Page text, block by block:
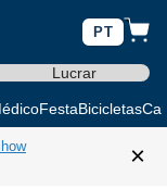
PT
Lucrar
FestaBicicletas
×